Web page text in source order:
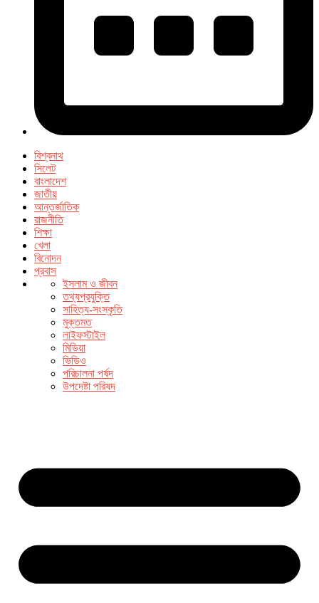
বিশ্বনাথ
সিলেট
বাংলাদেশ
জাতীয়
আন্তর্জাতিক
রাজনীতি
শিক্ষা
খেলা
বিনোদন
প্রবাস
ইসলাম ও জীবন
তথ্যপ্রযুক্তি
সাহিত্য-সংস্কৃতি
মুক্তমত
লাইফস্টাইল
মিডিয়া
ভিডিও
পরিচালনা পর্ষদ
উপদেষ্টা পরিষদ